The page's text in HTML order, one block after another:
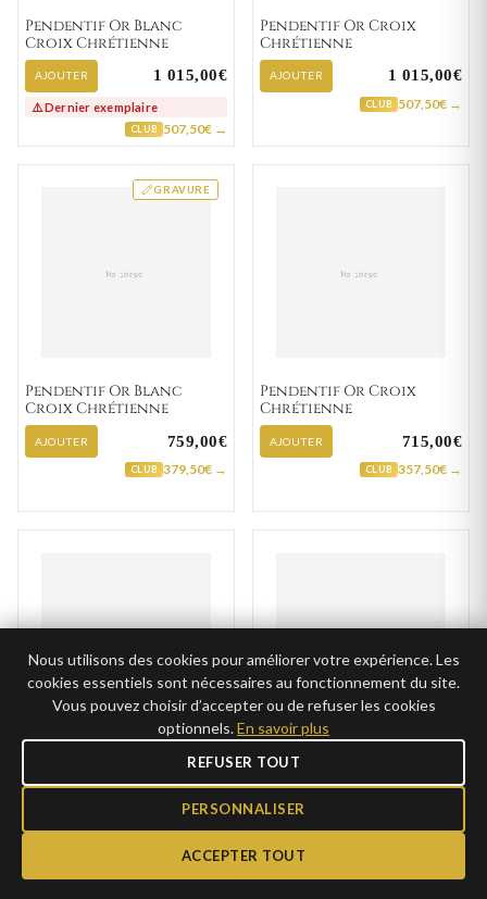
Pendentif Or Blanc
Croix Chrétienne
AJOUTER 1 015,00€
⚠️ Dernier exemplaire
CLUB 507,50€ →
Pendentif Or Croix
Chrétienne
AJOUTER 1 015,00€
CLUB 507,50€ →
GRAVURE
Pendentif Or Blanc
Croix Chrétienne
AJOUTER 759,00€
CLUB 379,50€ →
Pendentif Or Croix
Chrétienne
AJOUTER 715,00€
CLUB 357,50€ →
505,00€
252,50€ →
Pendentif Or Blanc
AJOUTER
179,50€ →
Nous utilisons des cookies pour améliorer votre expérience. Les
cookies essentiels sont nécessaires au fonctionnement du site.
Vous pouvez choisir d’accepter ou de refuser les cookies
optionnels.En savoir plus
REFUSER TOUT
PERSONNALISER
ACCEPTER TOUT